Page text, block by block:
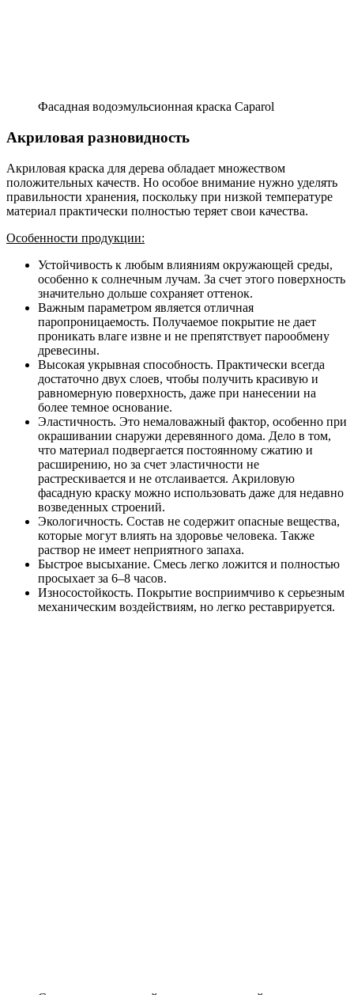
Фасадная водоэмульсионная краска Caparol
Акриловая разновидность
Акриловая краска для дерева обладает множеством
положительных качеств. Но особое внимание нужно уделять
правильности хранения, поскольку при низкой температуре
материал практически полностью теряет свои качества.
Особенности продукции:
Устойчивость к любым влияниям окружающей среды,
особенно к солнечным лучам. За счет этого поверхность
значительно дольше сохраняет оттенок.
Важным параметром является отличная
паропроницаемость. Получаемое покрытие не дает
проникать влаге извне и не препятствует парообмену
древесины.
Высокая укрывная способность. Практически всегда
достаточно двух слоев, чтобы получить красивую и
равномерную поверхность, даже при нанесении на
более темное основание.
Эластичность. Это немаловажный фактор, особенно при
окрашивании снаружи деревянного дома. Дело в том,
что материал подвергается постоянному сжатию и
расширению, но за счет эластичности не
растрескивается и не отслаивается. Акриловую
фасадную краску можно использовать даже для недавно
возведенных строений.
Экологичность. Состав не содержит опасные вещества,
которые могут влиять на здоровье человека. Также
раствор не имеет неприятного запаха.
Быстрое высыхание. Смесь легко ложится и полностью
просыхает за 6–8 часов.
Износостойкость. Покрытие восприимчиво к серьезным
механическим воздействиям, но легко реставрируется.